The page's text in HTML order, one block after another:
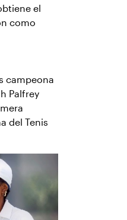
el
como
campeona
Palfrey
del Tenis